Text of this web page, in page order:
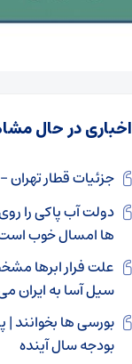
اخباری در حال
جزئیات قطار تهران
دولت آب پاکی را
ها امسال خوب
علت فرار ابرها
سیل آسا به ایران
بورسی ها بخوانند
بودجه سال آینده